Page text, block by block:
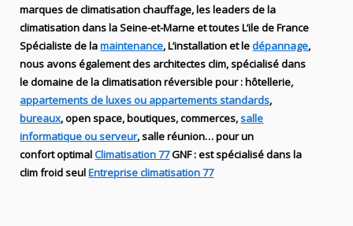
marques declimatisation chauffage, les leadersde la
climatisation dans la Seine-et-Marne et toutes L’ile de France
Spécialiste delamaintenance, L’installationet ledépannage,
nous avons également des architectes clim,spécialisé dans
le domaine de laclimatisation réversiblepour : hôtellerie,
appartements de luxes ou appartements standards,
bureaux, open space, boutiques, commerces,salle
informatique ou serveur, salle réunion… pour un
confort optimalClimatisation 77GNF:estspécialisédans la
climfroid seulEntreprise climatisation 77